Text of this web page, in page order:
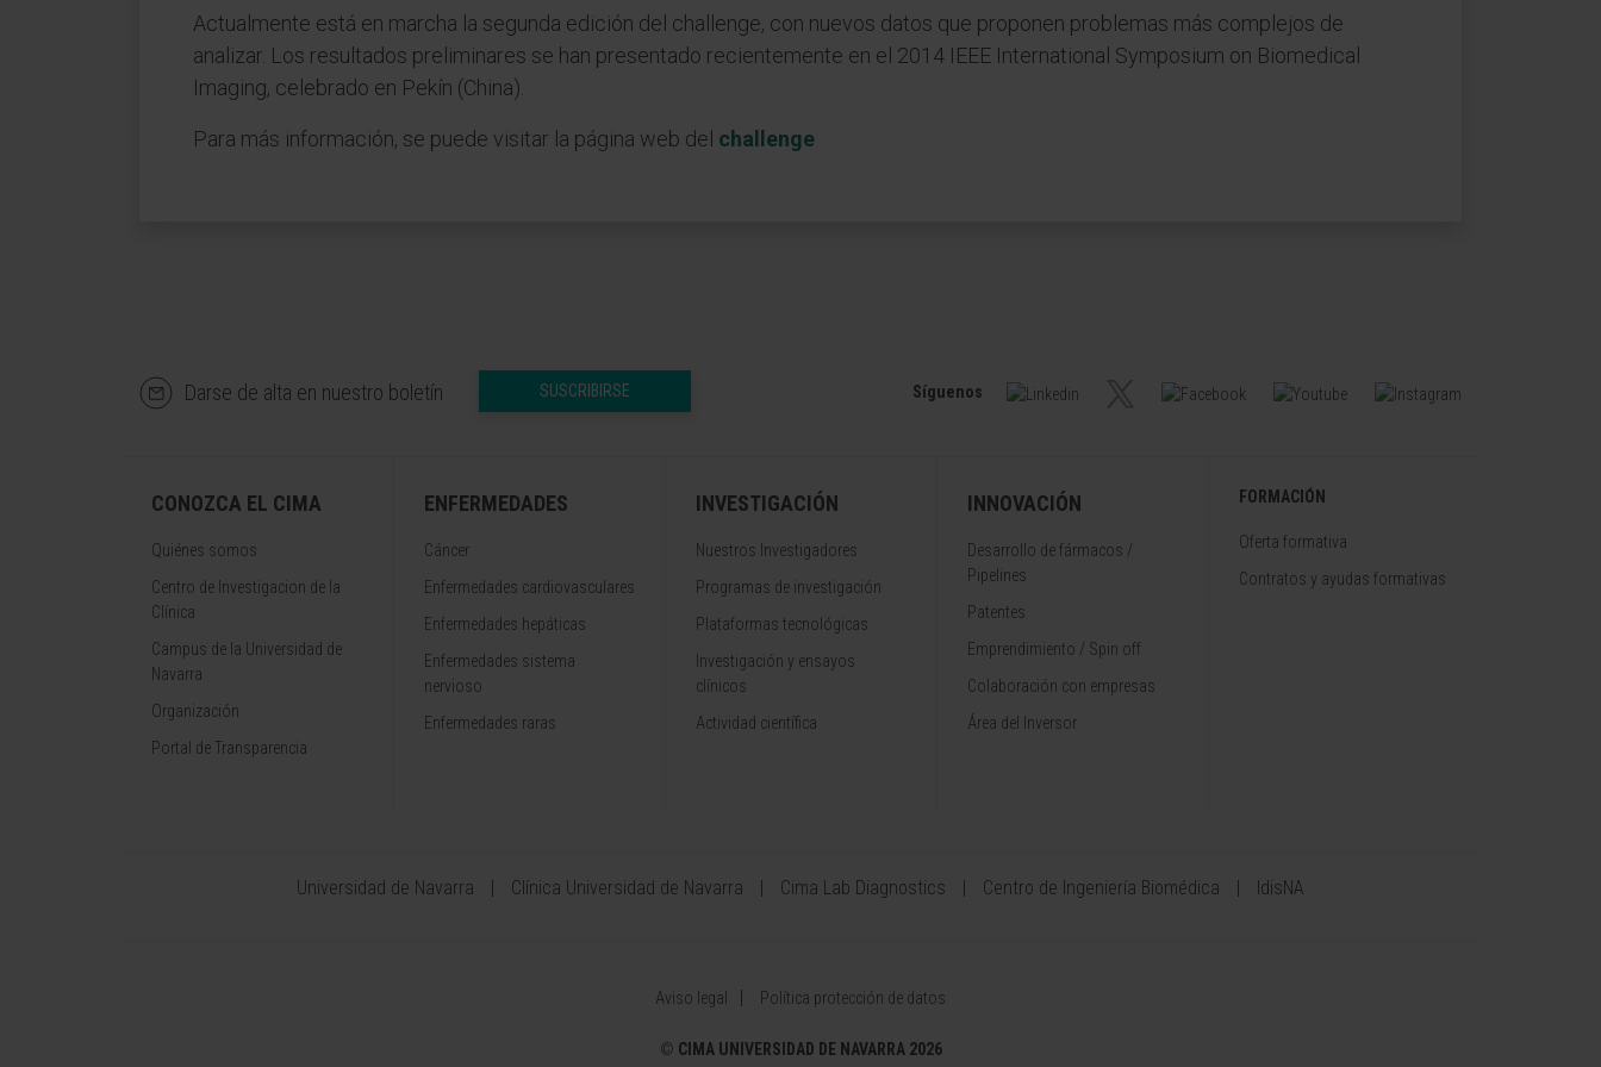
Actualmente está en marcha la segunda edición del challenge, con nuevos datos que proponen problemas más complejos de
analizar. Los resultados preliminares se han presentado recientemente en el 2014 IEEE International Symposium on Biomedical
Imaging, celebrado en Pekín (China).
Para más información, se puede visitar la página web del challenge
Darse de alta en nuestro boletín SUSCRIBIRSE Síguenos
CONOZCA EL CIMA
Quiénes somos
Centro de Investigacion de la
Clínica
Campus de la Universidad de
Navarra
Organización
Portal de Transparencia
ENFERMEDADES
Cáncer
Enfermedades cardiovasculares
Enfermedades hepáticas
Enfermedades sistema
nervioso
Enfermedades raras
INVESTIGACIÓN
Nuestros Investigadores
Programas de investigación
Plataformas tecnológicas
Investigación y ensayos
clínicos
Actividad científica
INNOVACIÓN
Desarrollo de fármacos /
Pipelines
Patentes
Emprendimiento / Spin off
Colaboración con empresas
Área del Inversor
FORMACIÓN
Oferta formativa
Contratos y ayudas formativas
Universidad de Navarra Clínica Universidad de Navarra Cima Lab Diagnostics Centro de Ingeniería Biomédica IdisNA
Aviso legal Política protección de datos
© CIMA UNIVERSIDAD DE NAVARRA 2026